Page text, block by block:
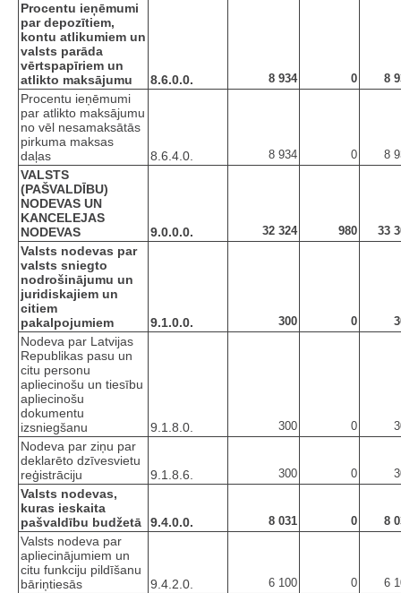
Procentu ieņēmumi
par depozītiem,
kontu atlikumiem un
valsts parāda
vērtspapīriem un
atlikto maksājumu
8.6.0.0. 8 934 0 8
Procentu ieņēmumi
par atlikto maksājumu
no vēl nesamaksātās
pirkuma maksas
daļas
8.6.4.0. 8 934 0 8
VALSTS
(PAŠVALDĪBU)
NODEVAS UN
KANCELEJAS
NODEVAS
9.0.0.0. 32 324 980 33
Valsts nodevas par
valsts sniegto
nodrošinājumu un
juridiskajiem un
citiem
pakalpojumiem
9.1.0.0. 300 0
Nodeva par Latvijas
Republikas pasu un
citu personu
apliecinošu un tiesību
apliecinošu
dokumentu
izsniegšanu
9.1.8.0. 300 0
Nodeva par ziņu par
deklarēto dzīvesvietu
reģistrāciju
9.1.8.6. 300 0
Valsts nodevas,
kuras ieskaita
pašvaldību budžetā
9.4.0.0. 8 031 0 8
Valsts nodeva par
apliecinājumiem un
citu funkciju pildīšanu
bāriņtiesās
9.4.2.0. 6 100 0 6